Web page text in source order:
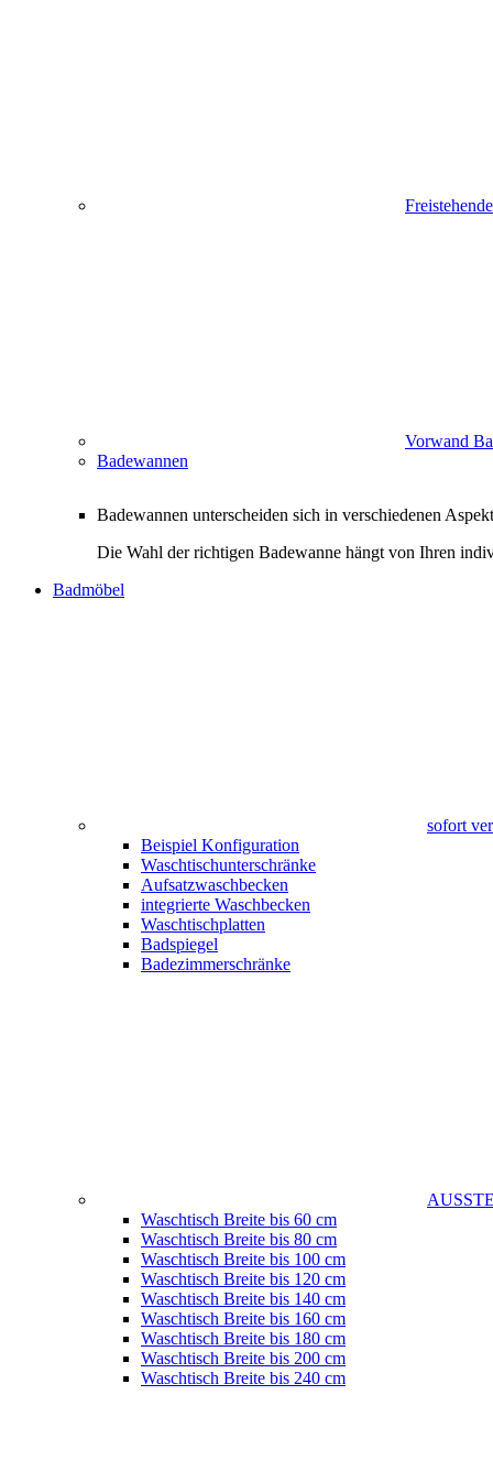
Vorwand
Badewannen
Badewannen unterscheiden sich in verschiedenen
Die Wahl der richtigen Badewanne hängt von Ihren
Badmöbel
sofort
Beispiel Konfiguration
Waschtischunterschränke
Aufsatzwaschbecken
integrierte Waschbecken
Waschtischplatten
Badspiegel
Badezimmerschränke
Waschtisch Breite bis 60 cm
Waschtisch Breite bis 80 cm
Waschtisch Breite bis 100 cm
Waschtisch Breite bis 120 cm
Waschtisch Breite bis 140 cm
Waschtisch Breite bis 160 cm
Waschtisch Breite bis 180 cm
Waschtisch Breite bis 200 cm
Waschtisch Breite bis 240 cm